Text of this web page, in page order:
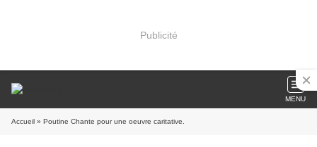
Publicité
MENU
Accueil » Poutine Chante pour une oeuvre caritative.